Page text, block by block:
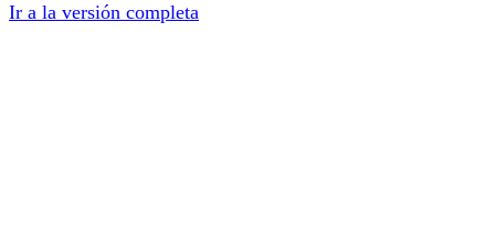
Ir a la versión completa